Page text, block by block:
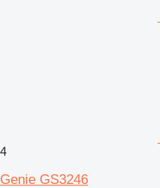
4
Genie GS3246